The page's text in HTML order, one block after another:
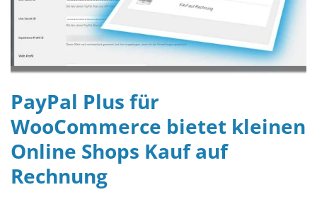
PayPal Plus für
WooCommerce bietet kleinen
Online Shops Kauf auf
Rechnung